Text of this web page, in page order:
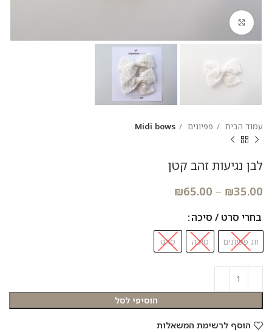
עמוד הבית פפיונים Midi bows
לבן נגיעות זהב קטן
₪35.00
–
₪65.00
בחרי סרט / סיכה
זוג פפיונים סיכה סרט
הוסיפי לסל
הוסף לרשימת המשאלות